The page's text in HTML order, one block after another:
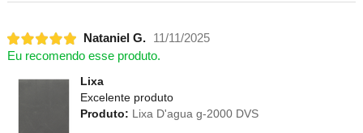
Nataniel G.
11/11/2025
Eu recomendo esse produto.
Lixa
Excelente produto
Produto: Lixa D'agua g-2000 DVS